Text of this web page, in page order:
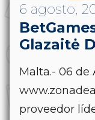
6 agosto,
Glazaitė
Malta.- 06 de
proveedor